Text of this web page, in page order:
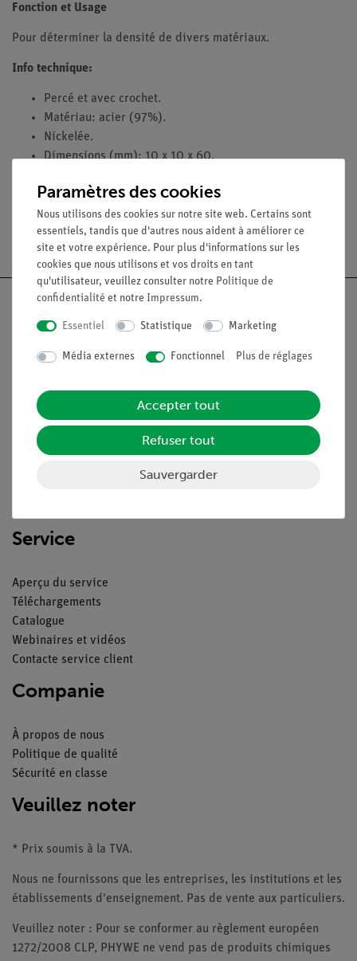
Fonction et Usage
Pour déterminer la densité de divers matériaux.
Info technique:
Percé et avec crochet.
Matériau: acier (97%).
Nickelée.
Dimensions (mm): 10 x 10 x 60.
Livraison gratuite à partir de 300,- €.
Nach oben
Légal
Contact
Conditions générales de vente
Service
Aperçu du service
Téléchargements
Catalogue
Webinaires et vidéos
Contacte service client
Companie
À propos de nous
Politique de qualité
Sécurité en classe
Veuillez noter
* Prix soumis à la TVA.
Nous ne fournissons que les entreprises, les institutions et les
établissements d'enseignement. Pas de vente aux particuliers.
Veuillez noter : Pour se conformer au règlement européen
1272/2008 CLP, PHYWE ne vend pas de produits chimiques
Paramètres des cookies
Nous utilisons des cookies sur notre site web. Certains sont
essentiels, tandis que d'autres nous aident à améliorer ce
site et votre expérience. Pour plus d'informations sur les
cookies que nous utilisons et vos droits en tant
qu'utilisateur, veuillez consulter notre Politique de
confidentialité et notre Impressum.
Essentiel Statistique Marketing
Média externes Fonctionnel Plus de réglages
Accepter tout
Refuser tout
Sauvergarder